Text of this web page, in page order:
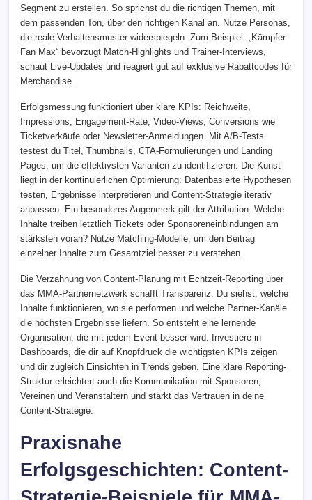
Segment zu erstellen. So sprichst du die richtigen Themen, mit
dem passenden Ton, über den richtigen Kanal an. Nutze Personas,
die reale Verhaltensmuster widerspiegeln. Zum Beispiel: „Kämpfer-
Fan Max“ bevorzugt Match-Highlights und Trainer-Interviews,
schaut Live-Updates und reagiert gut auf exklusive Rabattcodes für
Merchandise.
Erfolgsmessung funktioniert über klare KPIs: Reichweite,
Impressions, Engagement-Rate, Video-Views, Conversions wie
Ticketverkäufe oder Newsletter-Anmeldungen. Mit A/B-Tests
testest du Titel, Thumbnails, CTA-Formulierungen und Landing
Pages, um die effektivsten Varianten zu identifizieren. Die Kunst
liegt in der kontinuierlichen Optimierung: Datenbasierte Hypothesen
testen, Ergebnisse interpretieren und Content-Strategie iterativ
anpassen. Ein besonderes Augenmerk gilt der Attribution: Welche
Inhalte treiben letztlich Tickets oder Sponsoreneinbindungen am
stärksten voran? Nutze Matching-Modelle, um den Beitrag
einzelner Inhalte zum Gesamtziel besser zu verstehen.
Die Verzahnung von Content-Planung mit Echtzeit-Reporting über
das MMA-Partnernetzwerk schafft Transparenz. Du siehst, welche
Inhalte funktionieren, wo sie performen und welche Partner-Kanäle
die höchsten Ergebnisse liefern. So entsteht eine lernende
Organisation, die mit jedem Event besser wird. Investiere in
Dashboards, die dir auf Knopfdruck die wichtigsten KPIs zeigen
und dir zugleich Einsichten in Trends geben. Eine klare Reporting-
Struktur erleichtert auch die Kommunikation mit Sponsoren,
Vereinen und Veranstaltern und stärkt das Vertrauen in deine
Content-Strategie.
Praxisnahe
Erfolgsgeschichten: Content-